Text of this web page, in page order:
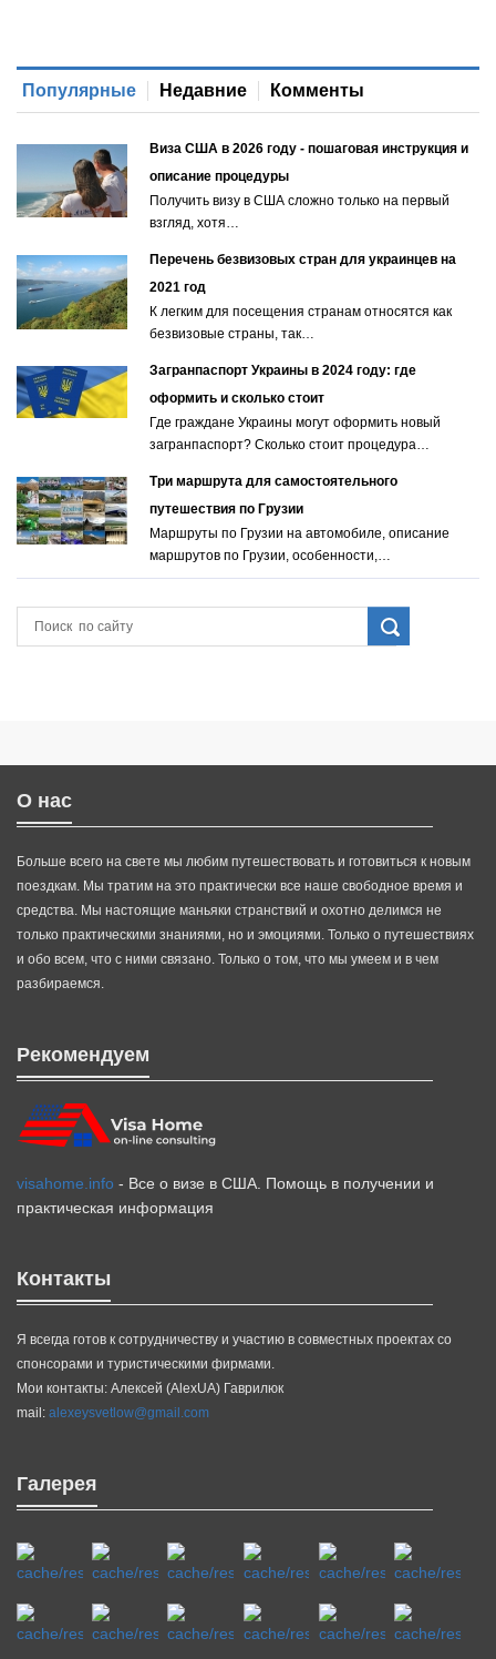
Популярные Недавние Комменты
Виза США в 2026 году - пошаговая инструкция и
описание процедуры
Получить визу в США сложно только на первый
взгляд, хотя…
Перечень безвизовых стран для украинцев на
2021 год
К легким для посещения странам относятся как
безвизовые страны, так…
Загранпаспорт Украины в 2024 году: где
оформить и сколько стоит
Где граждане Украины могут оформить новый
загранпаспорт? Сколько стоит процедура…
Три маршрута для самостоятельного
путешествия по Грузии
Маршруты по Грузии на автомобиле, описание
маршрутов по Грузии, особенности,…
О нас
Больше всего на свете мы любим путешествовать и готовиться к новым
поездкам. Мы тратим на это практически все наше свободное время и
средства. Мы настоящие маньяки странствий и охотно делимся не
только практическими знаниями, но и эмоциями. Только о путешествиях
и обо всем, что с ними связано. Только о том, что мы умеем и в чем
разбираемся.
Рекомендуем
visahome.info - Все о визе в США. Помощь в получении и
практическая информация
Контакты
Я всегда готов к сотрудничеству и участию в совместных проектах со
спонсорами и туристическими фирмами.
Мои контакты: Алексей (AlexUA) Гаврилюк
mail: alexeysvetlow@gmail.com
Галерея